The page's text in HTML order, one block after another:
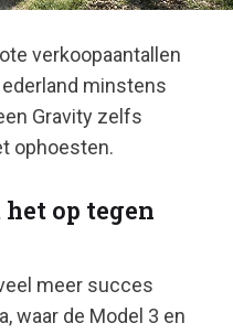
verkoopaantallen
minstens
Gravity zelfs
ophoesten.
op tegen
meer succes
waar de Model 3 en